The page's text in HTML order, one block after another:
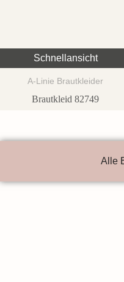
Schnellansicht
A-Linie Brautkleider
Brautkleid 82749
Alle